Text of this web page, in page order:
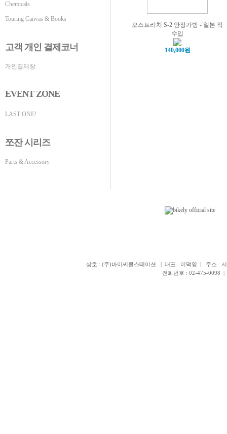
Chemicals
Touring Canvas & Books
고객 개인 결제코너
개인결제창
EVENT ZONE
LAST ONE!
쪼잔 시리즈
Parts & Accessory
오스트리치 S-2 안장가방 - 일본 직
수입
140,000원
상호 : (주)바이씨클스테이션 | 대표 : 이덕영 | 주소 : 서
전화번호 : 02-475-0098